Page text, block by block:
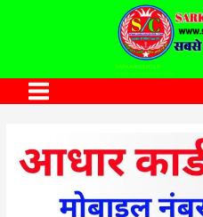
SARKARI CENTER
www.sarkaricenter.com
Main